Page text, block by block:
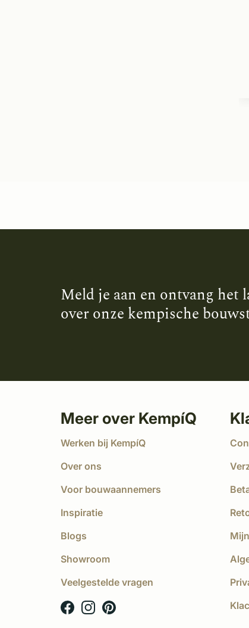
Meld je aan en ontvang het
over onze kempische
Meer over KempíQ
Werken bij KempíQ
Over ons
Voor bouwaannemers
Inspiratie
Blogs
Showroom
Veelgestelde vragen